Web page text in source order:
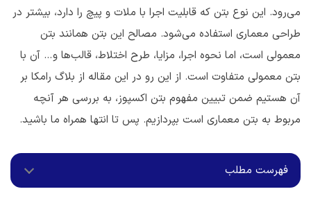
می‌رود. این نوع بتن که قابلیت اجرا با ملات و پیچ را دارد، بیشتر در
طراحی معماری استفاده می‌شود. مصالح این بتن همانند بتن
معمولی است، اما نحوه اجرا، مزایا، طرح اختلاط، قالب‌ها و… آن با
بتن معمولی متفاوت است. از این رو در این مقاله از بلاگ رامکا بر
آن هستیم ضمن تبیین مفهوم بتن اکسپوز، به بررسی هر آنچه
مربوط به بتن معماری است بپردازیم. پس تا انتها همراه ما باشید.
فهرست مطلب